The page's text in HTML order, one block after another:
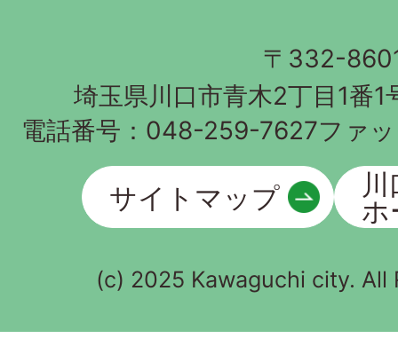
〒332-
埼玉県川口市青木2丁目1番
電話番号： 048-259-7627ファ
サイトマップ
ホ
(c) 2025 Kawaguchi city. All